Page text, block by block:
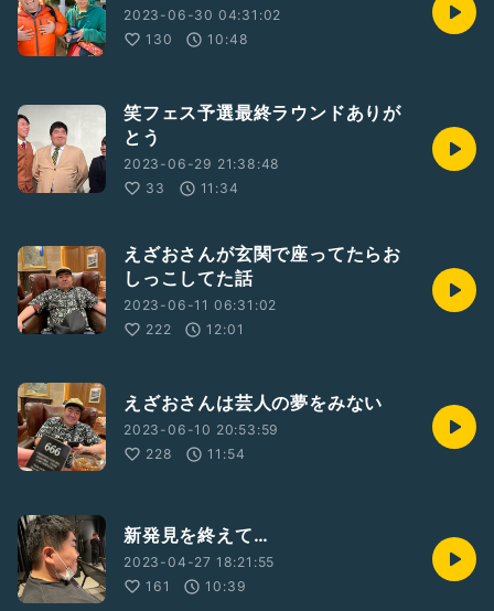
2023-06-30 04:31:02
130
10:48
笑フェス予選最終ラウンドありが
とう
2023-06-29 21:38:48
33
11:34
えざおさんが玄関で座ってたらお
しっこしてた話
2023-06-11 06:31:02
222
12:01
えざおさんは芸人の夢をみない
2023-06-10 20:53:59
228
11:54
新発見を終えて…
2023-04-27 18:21:55
161
10:39